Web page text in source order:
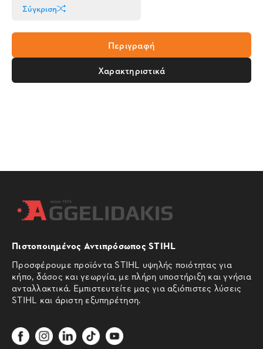
Σύγκριση
Περιγραφή
Χαρακτηριστικά
Πιστοποιημένος Αντιπρόσωπος STIHL
Προσφέρουμε προϊόντα STIHL υψηλής ποιότητας για
κήπο, δάσος και γεωργία, με πλήρη υποστήριξη και γνήσια
ανταλλακτικά. Εμπιστευτείτε μας για αξιόπιστες λύσεις
STIHL και άριστη εξυπηρέτηση.